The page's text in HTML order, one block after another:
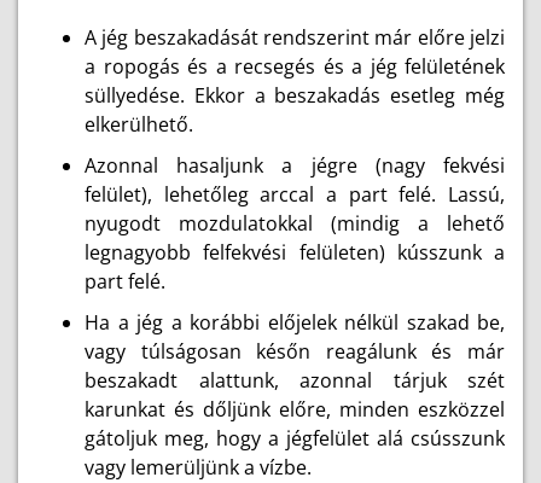
A jég beszakadását rendszerint már előre jelzi
a ropogás és a recsegés és a jég felületének
süllyedése. Ekkor a beszakadás esetleg még
elkerülhető.
Azonnal hasaljunk a jégre (nagy fekvési
felület), lehetőleg arccal a part felé. Lassú,
nyugodt mozdulatokkal (mindig a lehető
legnagyobb felfekvési felületen) kússzunk a
part felé.
Ha a jég a korábbi előjelek nélkül szakad be,
vagy túlságosan későn reagálunk és már
beszakadt alattunk, azonnal tárjuk szét
karunkat és dőljünk előre, minden eszközzel
gátoljuk meg, hogy a jégfelület alá csússzunk
vagy lemerüljünk a vízbe.